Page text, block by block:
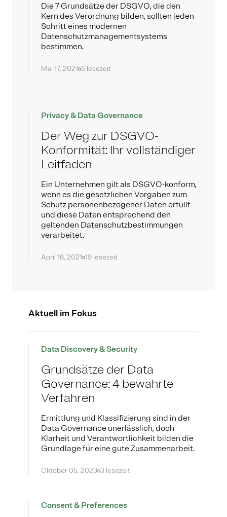
Die 7 Grundsätze der DSGVO, die den
Kern des Verordnung bilden, sollten jeden
Schritt eines modernen
Datenschutzmanagementsystems
bestimmen.
Mai 17, 2021 5 lesezeit
Privacy & Data Governance
Der Weg zur DSGVO-
Konformität: Ihr vollständiger
Leitfaden
Ein Unternehmen gilt als DSGVO-konform,
wenn es die gesetzlichen Vorgaben zum
Schutz personenbezogener Daten erfüllt
und diese Daten entsprechend den
geltenden Datenschutzbestimmungen
verarbeitet.
April 16, 2021 19 lesezeit
Aktuell im Fokus
Data Discovery & Security
Grundsätze der Data
Governance: 4 bewährte
Verfahren
Ermittlung und Klassifizierung sind in der
Data Governance unerlässlich, doch
Klarheit und Verantwortlichkeit bilden die
Grundlage für eine gute Zusammenarbeit.
Oktober 05, 2023 3 lesezeit
Consent & Preferences